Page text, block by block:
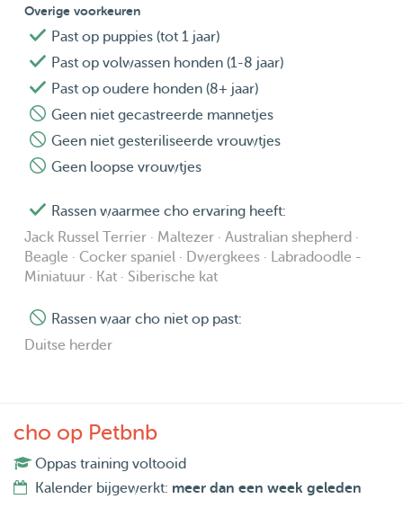
Overige voorkeuren
Past op puppies (tot 1 jaar)
Past op volwassen honden (1-8 jaar)
Past op oudere honden (8+ jaar)
Geen niet gecastreerde mannetjes
Geen niet gesteriliseerde vrouwtjes
Geen loopse vrouwtjes
Rassen waarmee cho ervaring heeft:
Jack Russel Terrier · Maltezer · Australian shepherd ·
Beagle · Cocker spaniel · Dwergkees · Labradoodle -
Miniatuur · Kat · Siberische kat
Rassen waar cho niet op past:
Duitse herder
cho op Petbnb
Oppas training voltooid
Kalender bijgewerkt: meer dan een week geleden